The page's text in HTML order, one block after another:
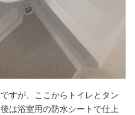
すが、ここからトイレとタン
は浴室用の防水シートで仕上